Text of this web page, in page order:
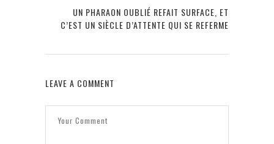
UN PHARAON OUBLIÉ REFAIT SURFACE, ET
C’EST UN SIÈCLE D’ATTENTE QUI SE REFERME
LEAVE A COMMENT